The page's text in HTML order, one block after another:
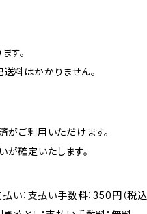
す。
料はかかりません。
がご利用いただけます。
確定いたします。
い：支払い手数料：350円（税込